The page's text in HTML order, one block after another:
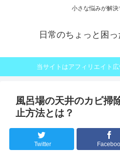
小さな悩みが解
日常のちょっと困
当サイトはアフィリエイト広
風呂場の天井のカビ掃
止方法とは？
Twitter